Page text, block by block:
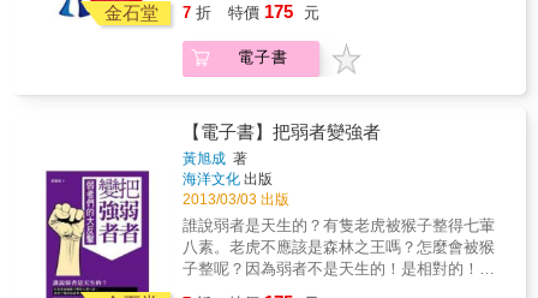
東漢末徐州瑯邪郡陽都縣人（今山東沂南
亮生於一個普通官宦家庭，當時他的父親諸葛
珪任泰山郡丞。雖然生於官宦家庭，但諸葛亮
的青少年時代卻多災多難，他的父母去世很
早，諸葛亮與他的弟弟跟叔父諸葛玄一起生
活；戰亂一直伴隨著他的成長並影響他的生
活。諸葛亮3歲時（西元184年）黃巾大起義爆
發，天下大亂；9歲時（西元190年），關東諸
侯起兵討伐董卓。由於故鄉兵變，（西元194
年）諸葛玄帶領家人到豫章（今江西南昌）避
難，第2年，又因故遷至荊州（今湖北襄陽）。
諸葛亮16歲時（197年），諸葛玄病故，諸葛亮
遷至離荊州城20里的隆中山中，在此以耕田為
金石堂
不足，或是時運不濟，而是他們的想法過於迂
腐，一味地把﹁仁義道德﹂掛在嘴邊，相信世
界上的每個人都是好人，結果是一再被坑被
想法，徹底認清一些人的真面目。人生的陷阱
無所不在，面對揮之不去的小人，了解人性的
真相是一種保護自己的處世智慧。在這個爾虞
我詐的現實社會裡，如果你不想老是被身邊的
小人所算計，你就必須比小人更懂得奸詐的技
巧，變得更精明，才能洞穿他們內心正在玩弄
什麼詭計，老練與練達會讓你識別各式各樣的
陷阱和危險，盡快找到成功的契機。本書特色
7 折 特價 175 元
電子書
【電子書】把弱者變強者
黃旭成 著
海洋文化 出版
2013/03/03 出版
誰說弱者是天生的？有隻老虎被猴子整得七葷
八素。老虎不應該是森林之王嗎？怎麼會被猴
子整呢？因為弱者不是天生的！是相對的！只